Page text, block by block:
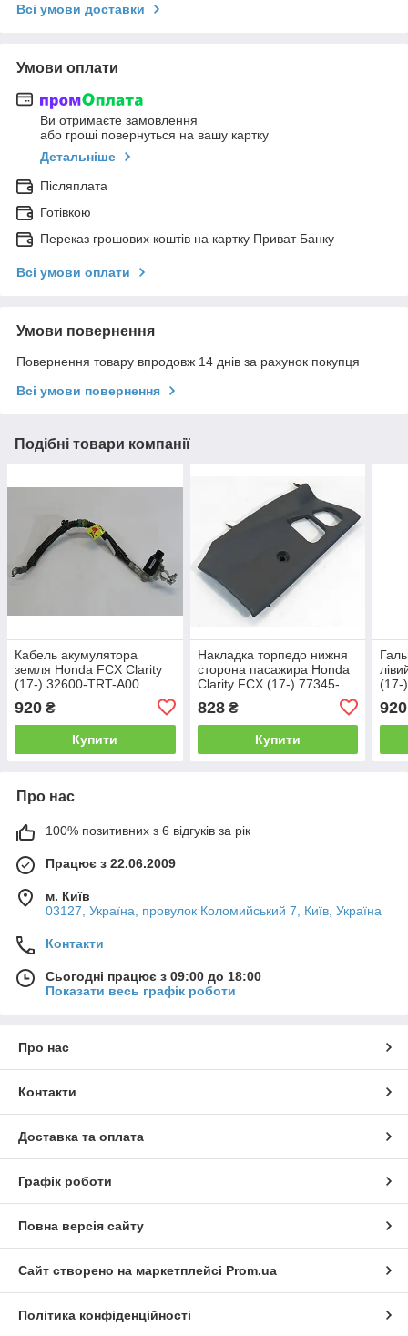
Всі умови доставки
Умови оплати
Ви отримаєте замовлення
або гроші повернуться на вашу картку
Детальніше
Післяплата
Готівкою
Переказ грошових коштів на картку Приват Банку
Всі умови оплати
Умови повернення
Повернення товару впродовж 14 днів за рахунок покупця
Всі умови повернення
Подібні товари компанії
Кабель акумулятора
земля Honda FCX Clarity
(17-) 32600-TRT-A00
920 ₴
Купити
Накладка торпедо нижня
сторона пасажира Honda
Clarity FCX (17-) 77345-
828₴
Купити
(17-
920
Про нас
100% позитивних з 6 відгуків за рік
Працює з 22.06.2009
м. Київ
03127, Україна, провулок Коломийський 7, Київ, Україна
Контакти
Сьогодні працює з 09:00 до 18:00
Показати весь графік роботи
Про нас
Контакти
Доставка та оплата
Графік роботи
Повна версія сайту
Сайт створено на маркетплейсі Prom.ua
Політика конфіденційності